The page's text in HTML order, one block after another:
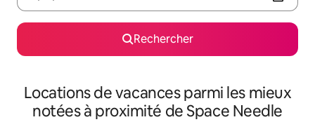
Rechercher
Locations de vacances parmi les mieux
notées à proximité de Space Needle